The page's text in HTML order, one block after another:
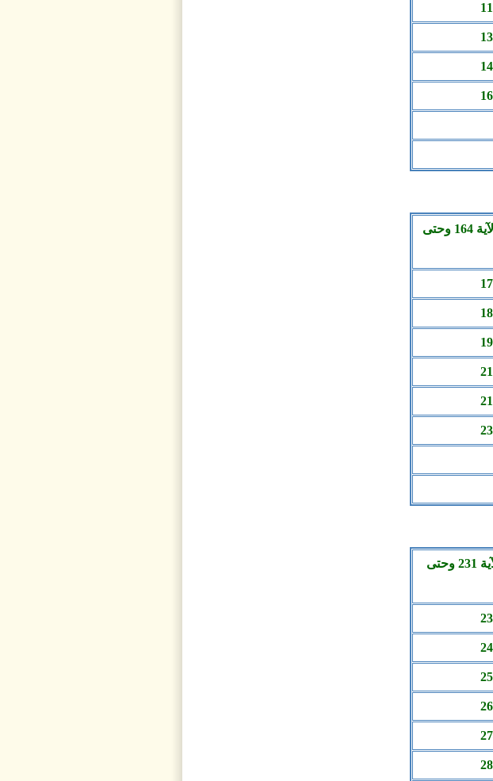
الربع الثالث من سورة البقرة في 8 أيام من الآية 164 وحتى
الربع الرابع من سورة البقرة في 8 أيام من الآية 231 وحتى